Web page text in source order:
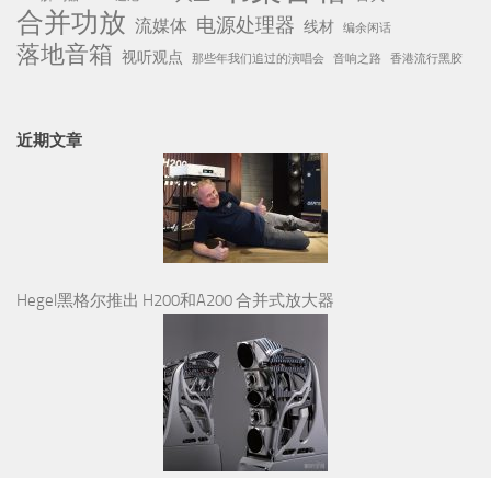
合并功放 流媒体 电源处理器 线材 编余闲话
落地音箱 视听观点 那些年我们追过的演唱会 音响之路 香港流行黑胶
近期文章
Hegel黑格尔推出 H200和A200 合并式放大器